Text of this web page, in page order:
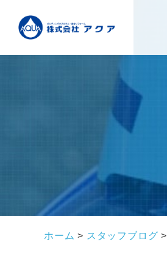
ホーム > スタッフブログ >